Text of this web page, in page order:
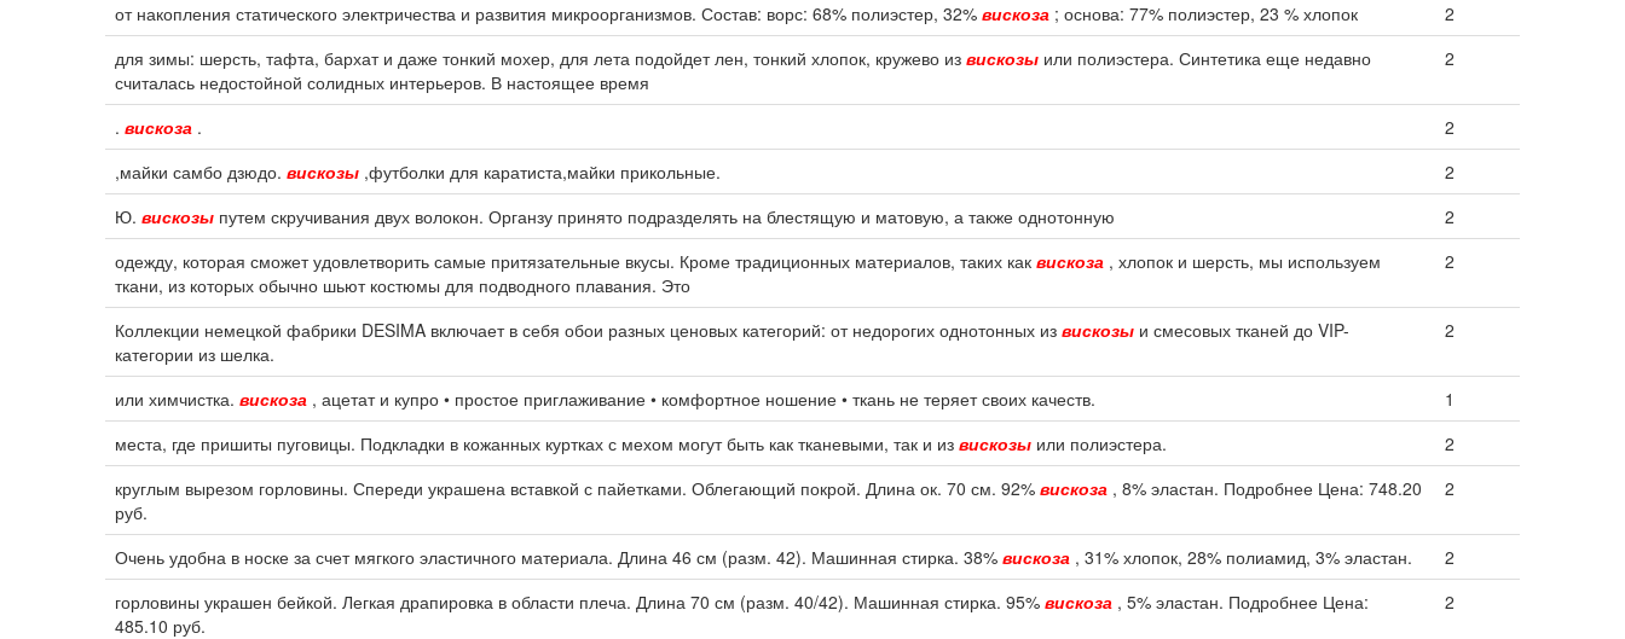
от накопления статического электричества и развития микроорганизмов. Состав: ворс: 68% полиэстер, 32% вискоза ; основа: 77% полиэстер, 23 % хлопок
2
для зимы: шерсть, тафта, бархат и даже тонкий мохер, для лета подойдет лен, тонкий хлопок, кружево из вискозы или полиэстера. Синтетика еще недавно
считалась недостойной солидных интерьеров. В настоящее время
2
. вискоза .
2
,майки самбо дзюдо. вискозы ,футболки для каратиста,майки прикольные.
2
Ю. вискозы путем скручивания двух волокон. Органзу принято подразделять на блестящую и матовую, а также однотонную
2
одежду, которая сможет удовлетворить самые притязательные вкусы. Кроме традиционных материалов, таких как вискоза , хлопок и шерсть, мы используем
ткани, из которых обычно шьют костюмы для подводного плавания. Это
2
Коллекции немецкой фабрики DESIMA включает в себя обои разных ценовых категорий: от недорогих однотонных из вискозы и смесовых тканей до VIP-
категории из шелка.
2
или химчистка. вискоза , ацетат и купро • простое приглаживание • комфортное ношение • ткань не теряет своих качеств.
1
места, где пришиты пуговицы. Подкладки в кожанных куртках с мехом могут быть как тканевыми, так и из вискозы или полиэстера.
2
круглым вырезом горловины. Спереди украшена вставкой с пайетками. Облегающий покрой. Длина ок. 70 см. 92% вискоза , 8% эластан. Подробнее Цена: 748.20
руб.
2
Очень удобна в носке за счет мягкого эластичного материала. Длина 46 см (разм. 42). Машинная стирка. 38% вискоза , 31% хлопок, 28% полиамид, 3% эластан.
2
горловины украшен бейкой. Легкая драпировка в области плеча. Длина 70 см (разм. 40/42). Машинная стирка. 95% вискоза , 5% эластан. Подробнее Цена:
485.10 руб.
2